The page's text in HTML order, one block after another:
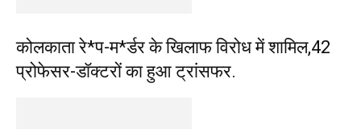
कोलकाता रे*प-म*र्डर के खिलाफ विरोध में शामिल,42
प्रोफेसर-डॉक्टरों का हुआ ट्रांसफर.